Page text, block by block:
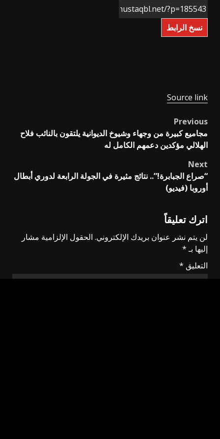
نسخ الرابط
Source link
Post
navigation
Previous
مجاميع كبيرة من وجهاء وشيوخ الديوانية يلتقون بالنائب فلاح
الهلالي مؤكدين دعمهم الكامل له
Next
“صراع الجبابرة!”.. نتائج مثيرة في الجولة الرابعة لدوري أبطال
أوروبا (فيديو)
اترك تعليقاً
لن يتم نشر عنوان بريدك الإلكتروني. الحقول الإلزامية مشار
إليها بـ*
التعليق *